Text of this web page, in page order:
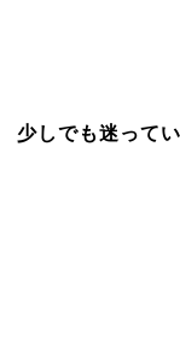
少しでも迷って